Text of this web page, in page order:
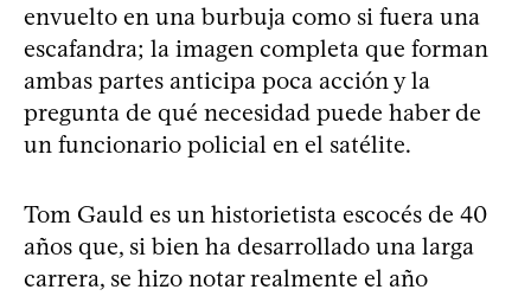
envuelto en una burbuja como si fuera una
escafandra; la imagen completa que forman
ambas partes anticipa poca acción y la
pregunta de qué necesidad puede haber de
un funcionario policial en el satélite.
Tom Gauld es un historietista escocés de 40
años que, si bien ha desarrollado una larga
carrera, se hizo notar realmente el año